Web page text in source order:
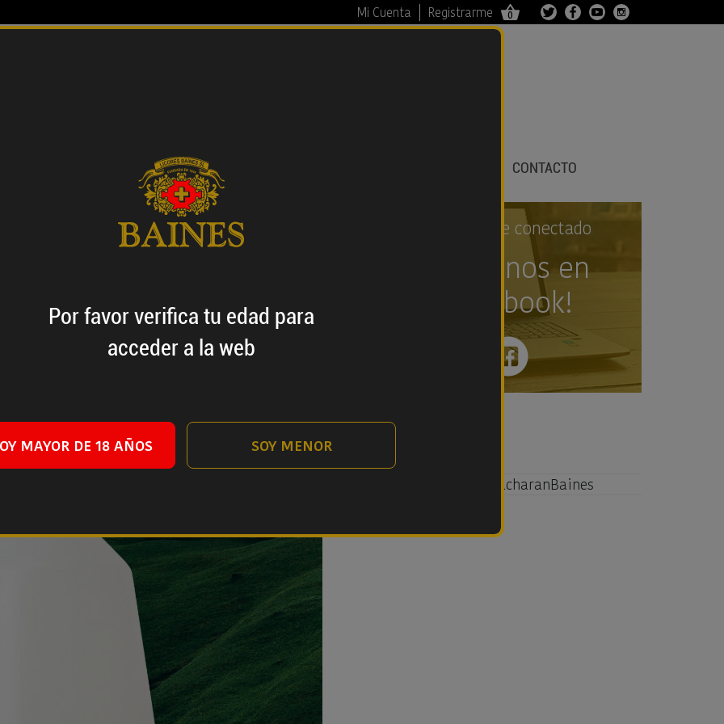
Mi Cuenta Registrarme 0
FILOSOFÍA CONTACTO
Permanece conectado
¡Síguenos en
Facebook!
Tweets by PacharanBaines
Por favor verifica tu edad para
acceder a la web
MAYOR DE 18 AÑOS SOY MENOR